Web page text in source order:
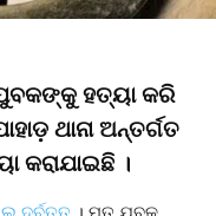
ହତ୍ୟା କରି
ଥାନା ଅନ୍ତର୍ଗତ
କରାଯାଇଛି ।